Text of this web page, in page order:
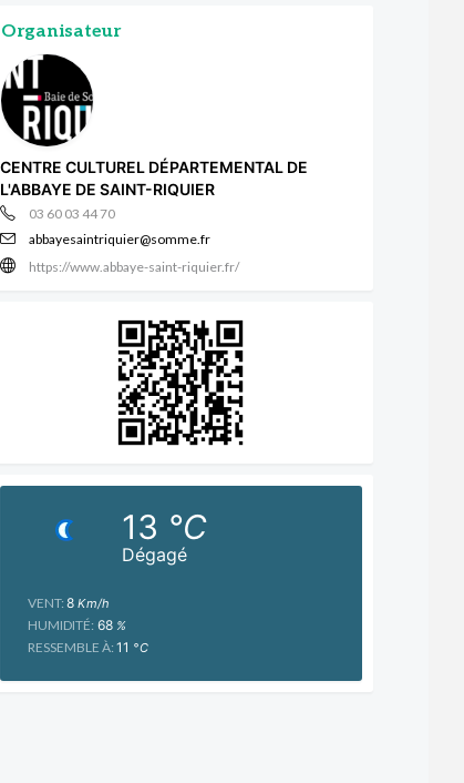
Organisateur
CENTRE CULTUREL DÉPARTEMENTAL DE
L'ABBAYE DE SAINT-RIQUIER
03 60 03 44 70
abbayesaintriquier@somme.fr
https://www.abbaye-saint-riquier.fr/
Dégagé
13 °C
VENT: 8Km/h
HUMIDITÉ: 68%
RESSEMBLE À: 11 °C